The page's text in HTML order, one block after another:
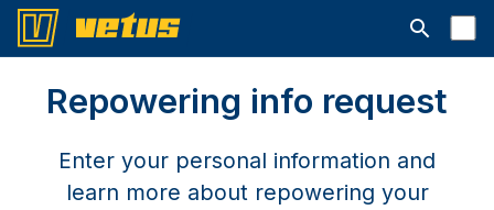
Open
Repowering info request
Enter your personal information and
learn more about repowering your